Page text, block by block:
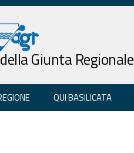
Giunta Regionale
QUI BASILICATA